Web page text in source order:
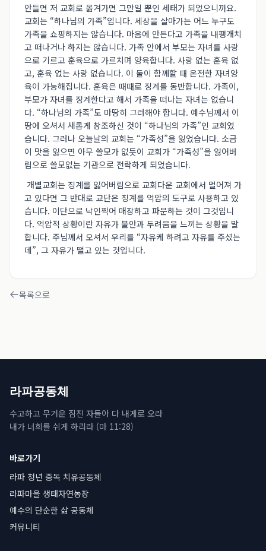
안들면 저 교회로 옮겨가면 그만일 뿐인 세태가 되었으니까요.
교회는 “하나님의 가족”입니다. 세상을 살아가는 어느 누구도
가족을 쇼핑하지는 않습니다. 마음에 안든다고 가족을 내팽개치
고 떠나거나 하지는 않습니다. 가족 안에서 부모는 자녀를 사랑
으로 기르고 훈육으로 가르치며 양육합니다. 사랑 없는 훈육 없
고, 훈육 없는 사랑 없습니다. 이 둘이 함께할 때 온전한 자녀양
육이 가능해집니다. 훈육은 때때로 징계를 동반합니다. 가족이,
부모가 자녀를 징계한다고 해서 가족을 떠나는 자녀는 없습니
다. “하나님의 가족”도 마땅히 그러해야 합니다. 예수님께서 이
땅에 오셔서 새롭게 창조하신 것이 “하나님의 가족”인 교회였
습니다. 그러나 오늘날의 교회는 “가족성”을 잃었습니다. 소금
이 맛을 잃으면 아무 쓸모가 없듯이 교회가 “가족성”을 잃어버
림으로 쓸모없는 기관으로 전락하게 되었습니다.
개별교회는 징계를 잃어버림으로 교회다운 교회에서 멀어져 가
고 있다면 그 반대로 교단은 징계를 억압의 도구로 사용하고 있
습니다. 이단으로 낙인찍어 매장하고 파문하는 것이 그것입니
다. 억압적 상황이란 자유가 불안과 두려움을 느끼는 상황을 말
합니다. 주님께서 오셔서 우리를 “자유케 하려고 자유를 주셨는
데”, 그 자유가 떨고 있는 것입니다.
목록으로
라파공동체
수고하고 무거운 짐진 자들아 다 내게로 오라
내가 너희를 쉬게 하리라 (마 11:28)
바로가기
라파 청년 중독 치유공동체
라파마을 생태자연농장
예수의 단순한 삶 공동체
커뮤니티